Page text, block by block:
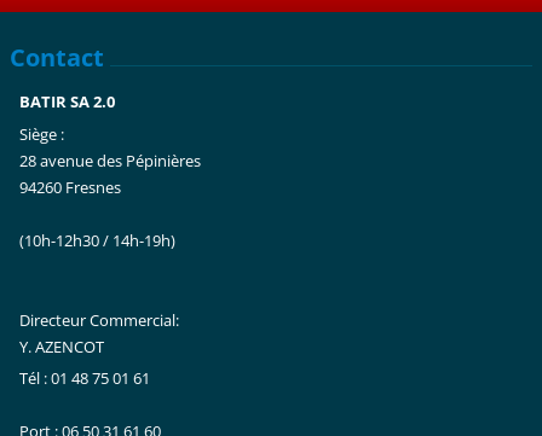
Contact
BATIR SA 2.0
Siège :
28 avenue des Pépinières
94260 Fresnes
(10h-12h30 / 14h-19h)
Directeur Commercial:
Y. AZENCOT
Tél : 01 48 75 01 61
Port : 06 50 31 61 60